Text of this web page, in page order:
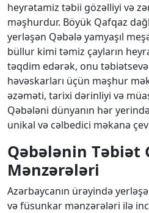
heyrətamiz təbii gözəlliyi və
məşhurdur. Böyük Qafqaz
yerləşən Qəbələ yamyaşıl
büllur kimi təmiz çayların
təqdim edərək, onu
həvəskarları üçün məşhur
əzəməti, tarixi dərinliyi və
Qəbələni dünyanın hər
unikal və cəlbedici məkana
Qəbələnin Təbiət
Mənzərələri
Azərbaycanın ürəyində
və füsunkar mənzərələri ilə